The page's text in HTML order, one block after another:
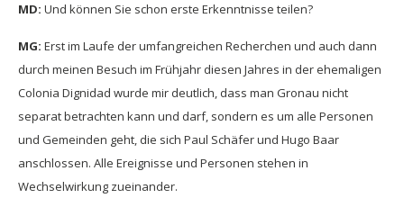
MD: Und können Sie schon erste Erkenntnisse teilen?
MG: Erst im Laufe der umfangreichen Recherchen und auch dann
durch meinen Besuch im Frühjahr diesen Jahres in der ehemaligen
Colonia Dignidad wurde mir deutlich, dass man Gronau nicht
separat betrachten kann und darf, sondern es um alle Personen
und Gemeinden geht, die sich Paul Schäfer und Hugo Baar
anschlossen. Alle Ereignisse und Personen stehen in
Wechselwirkung zueinander.